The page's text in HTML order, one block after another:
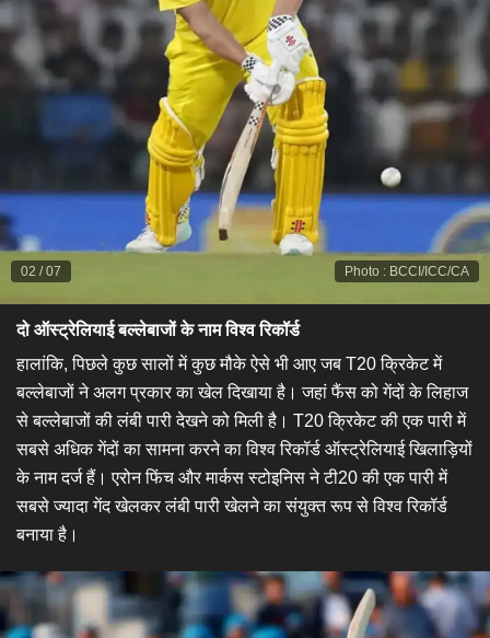
Photo : BCCI/ICC/CA
02 /07
दो ऑस्ट्रेलियाई बल्लेबाजों के नाम विश्व रिकॉर्ड
हालांकि, पिछले कुछ सालों में कुछ मौके ऐसे भी आए जब T20 क्रिकेट में
बल्लेबाजों ने अलग प्रकार का खेल दिखाया है। जहां फैंस को गेंदों के लिहाज
से बल्लेबाजों की लंबी पारी देखने को मिली है। T20 क्रिकेट की एक पारी में
सबसे अधिक गेंदों का सामना करने का विश्व रिकॉर्ड ऑस्ट्रेलियाई खिलाड़ियों
के नाम दर्ज हैं। एरोन फिंच और मार्कस स्टोइनिस ने टी20 की एक पारी में
सबसे ज्यादा गेंद खेलकर लंबी पारी खेलने का संयुक्त रूप से विश्व रिकॉर्ड
बनाया है।